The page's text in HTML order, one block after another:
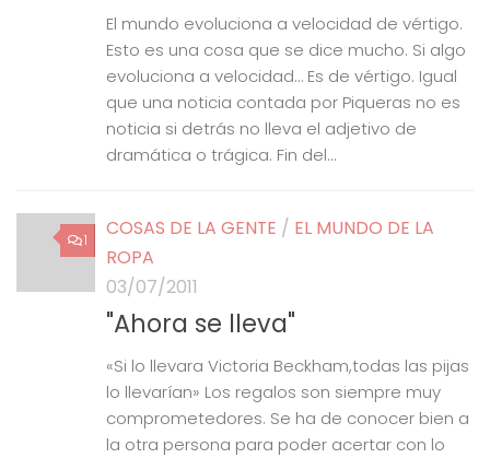
El mundo evoluciona a velocidad de vértigo.
Esto es una cosa que se dice mucho. Si algo
evoluciona a velocidad… Es de vértigo. Igual
que una noticia contada por Piqueras no es
noticia si detrás no lleva el adjetivo de
dramática o trágica. Fin del...
1 COSAS DE LA GENTE / EL MUNDO DE LA
ROPA
03/07/2011
"Ahora se lleva"
«Si lo llevara Victoria Beckham,todas las pijas
lo llevarían» Los regalos son siempre muy
comprometedores. Se ha de conocer bien a
la otra persona para poder acertar con lo